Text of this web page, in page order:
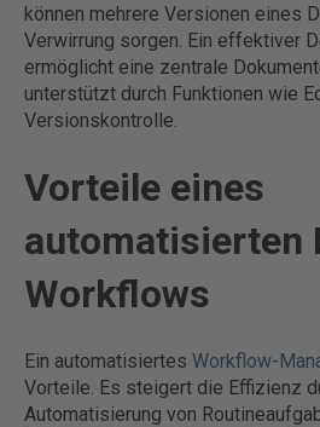
können mehrere Versionen eines
Verwirrung sorgen. Ein effektiver
ermöglicht eine zentrale
unterstützt durch Funktionen wie
Versionskontrolle.
Vorteile eines
automatisierten
Workflows
Ein automatisiertes Workflow-
Vorteile. Es steigert die Effizienz
Automatisierung von